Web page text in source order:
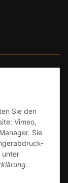
Sie den
Vimeo,
Sie
unter
.